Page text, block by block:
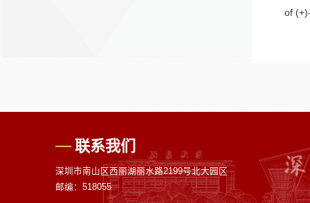
of
联系我们
深圳市南山区西丽湖丽水路2199号北大园区
邮编：518055